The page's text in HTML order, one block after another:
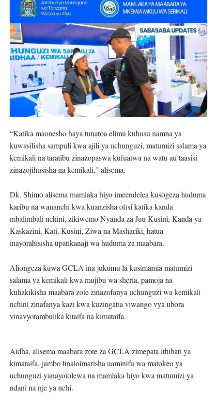
“Katika maonesho haya tunatoa elimu kuhusu namna ya
kuwasilisha sampuli kwa ajili ya uchunguzi, matumizi salama ya
kemikali na taratibu zinazopaswa kufuatwa na watu au taasisi
zinazojihusisha na kemikali,” alisema.
Dk. Shimo alisema mamlaka hiyo imeendelea kusogeza huduma
karibu na wananchi kwa kuanzisha ofisi katika kanda
mbalimbali nchini, zikiwemo Nyanda za Juu Kusini, Kanda ya
Kaskazini, Kati, Kusini, Ziwa na Mashariki, hatua
inayorahisisha upatikanaji wa huduma za maabara.
Aliongeza kuwa GCLA ina jukumu la kusimamia matumizi
salama ya kemikali kwa mujibu wa sheria, pamoja na
kuhakikisha maabara zote zinazofanya uchunguzi wa kemikali
nchini zinafanya kazi kwa kuzingatia viwango vya ubora
vinavyotambulika kitaifa na kimataifa.
Aidha, alisema maabara zote za GCLA zimepata ithibati ya
kimataifa, jambo linaloimarisha uaminifu wa matokeo ya
uchunguzi yanayotolewa na mamlaka hiyo kwa matumizi ya
ndani na nje ya nchi.